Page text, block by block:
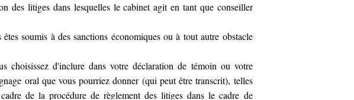
des litiges dans lesquelles le cabinet agit en tant que conseiller
soumis à des sanctions économiques ou à tout autre obstacle
choisissez d'inclure dans votre déclaration de témoin ou votre
oral que vous pourriez donner (qui peut être transcrit), telles
de la procédure de règlement des litiges dans le cadre de